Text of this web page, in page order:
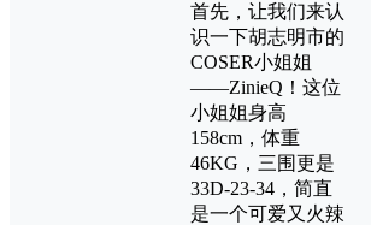
首先，让我们来认
识一下胡志明市的
COSER小姐姐
——ZinieQ！这位
小姐姐身高
158cm，体重
46KG，三围更是
33D-23-34，简直
是一个可爱又火辣